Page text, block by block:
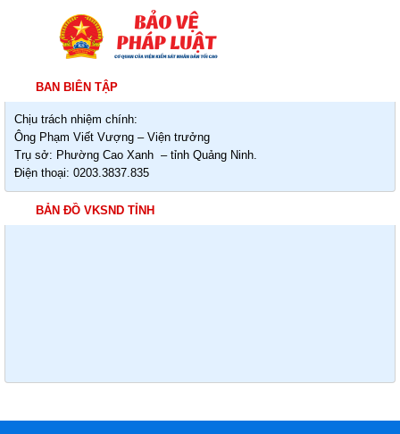
BAN BIÊN TẬP
Chịu trách nhiệm chính:
Ông Phạm Viết Vượng – Viện trưởng
Trụ sở: Phường Cao Xanh – tỉnh Quảng Ninh.
Điện thoại: 0203.3837.835
BẢN ĐỒ VKSND TỈNH